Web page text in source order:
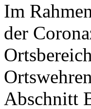
Im
der
Abschnitt